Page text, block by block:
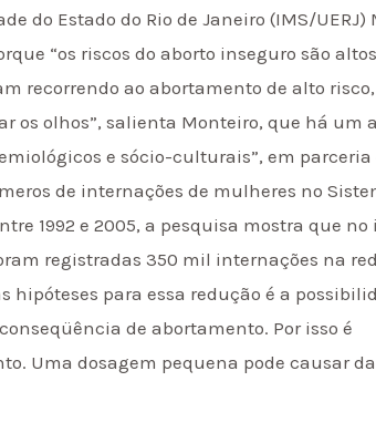
do Estado do Rio de Janeiro (IMS/UERJ)
“os riscos do aborto inseguro são
recorrendo ao abortamento de alto
os olhos”, salienta Monteiro, que há um
e sócio-culturais”, em parceria
de internações de mulheres no
1992 e 2005, a pesquisa mostra que no
registradas 350 mil internações na
para essa redução é a
de abortamento. Por isso é
Uma dosagem pequena pode causar